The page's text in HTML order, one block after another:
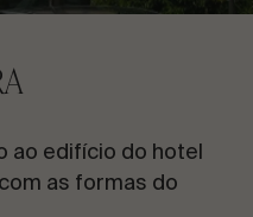
ao edifício do hotel
as formas do